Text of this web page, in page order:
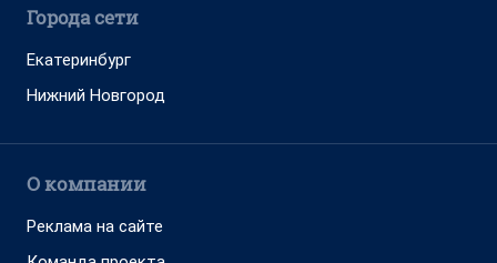
Города сети
Екатеринбург
Нижний Новгород
О компании
Реклама на сайте